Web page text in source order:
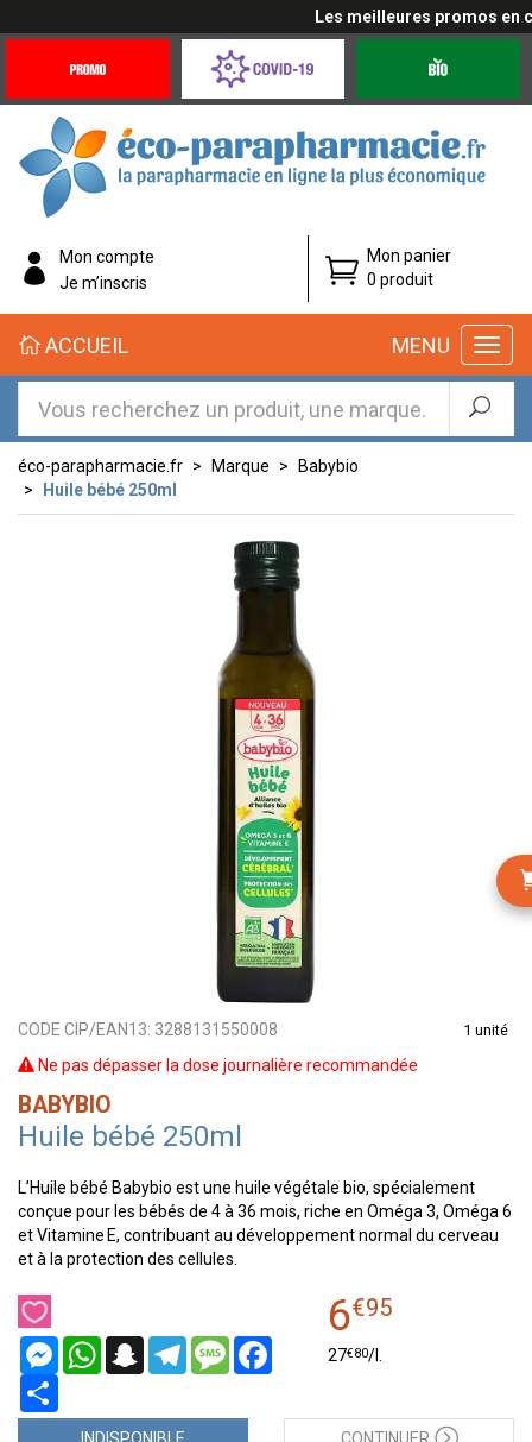
Les meilleures promos en
Offres
Coronavirus
éco-
parapharmacie.fr
éco-
parapharmacie.fr
Mon compte
Je m’inscris
Mon panier
0 produit
MENU
ACCUEIL
éco-parapharmacie.fr Marque
Babybio
Huile bébé 250ml
CODE CIP/EAN13: 3288131550008 1 unité
Ne pas dépasser la dose journalière recommandée
BABYBIO
Huile bébé 250ml
L’Huile bébé Babybio est une huile végétale bio, spécialement
conçue pour les bébés de 4 à 36 mois, riche en Oméga 3, Oméga 6
et Vitamine E, contribuant au développement normal du cerveau
et à la protection des cellules.
MessengerWhatsAppSnapchatTelegramMessageFacebook
6€95
27€80/